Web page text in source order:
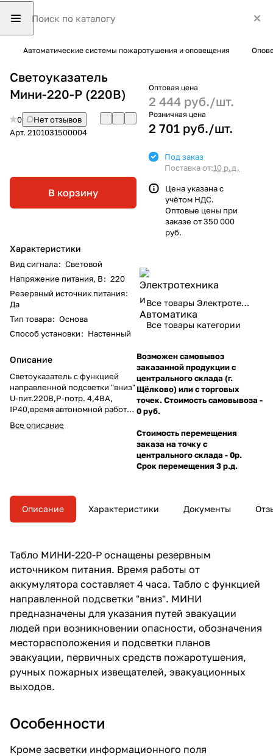
Автоматические системы пожаротушения и оповещения
Светоуказатель
Мини-220-Р (220В)
0
Нет отзывов
Арт. 2101031500004
В корзину
Характеристики
Вид сигнала: Световой
Напряжение питания, В: 220
Резервный источник питания:
Да
Тип товара: Основа
Способ установки: Настенный
Описание
Светоуказатель с функцией
направленной подсветки "вниз"
U-пит.220В,P-потр. 4,4ВА,
IP40,время автономной работы
4 ч., t-раб. -10..+55С,
150х150х25мм
Все описание
Оптовая цена
2 444 руб./шт.
Розничная цена
2 701 руб./шт.
Под заказ
Поставка от:10 р.д.
Цена указана с
учётом НДС.
Оптовые цены при
заказе от 350 000
руб.
Все товары Электротехника и Автоматика
Все товары категории
Возможен самовывоз
заказанной продукции с
центрального склада (г.
Щёлково) или с торговых
точек. Стоимость самовывоза -
0 руб.
Стоимость перемещения
заказа на точку с
центрального склада - 0р.
Срок перемещения 3 р.д.
Описание Характеристики Документы
Табло МИНИ-220-Р оснащены резервным
источником питания. Время работы от
аккумулятора составляет 4 часа. Табло с функцией
направленной подсветки "вниз". МИНИ
предназначены для указания путей эвакуации
людей при возникновении опасности, обозначения
месторасположения и подсветки планов
эвакуации, первичных средств пожаротушения,
ручных пожарных извещателей, эвакуационных
выходов.
Особенности
Кроме засветки информационного поля